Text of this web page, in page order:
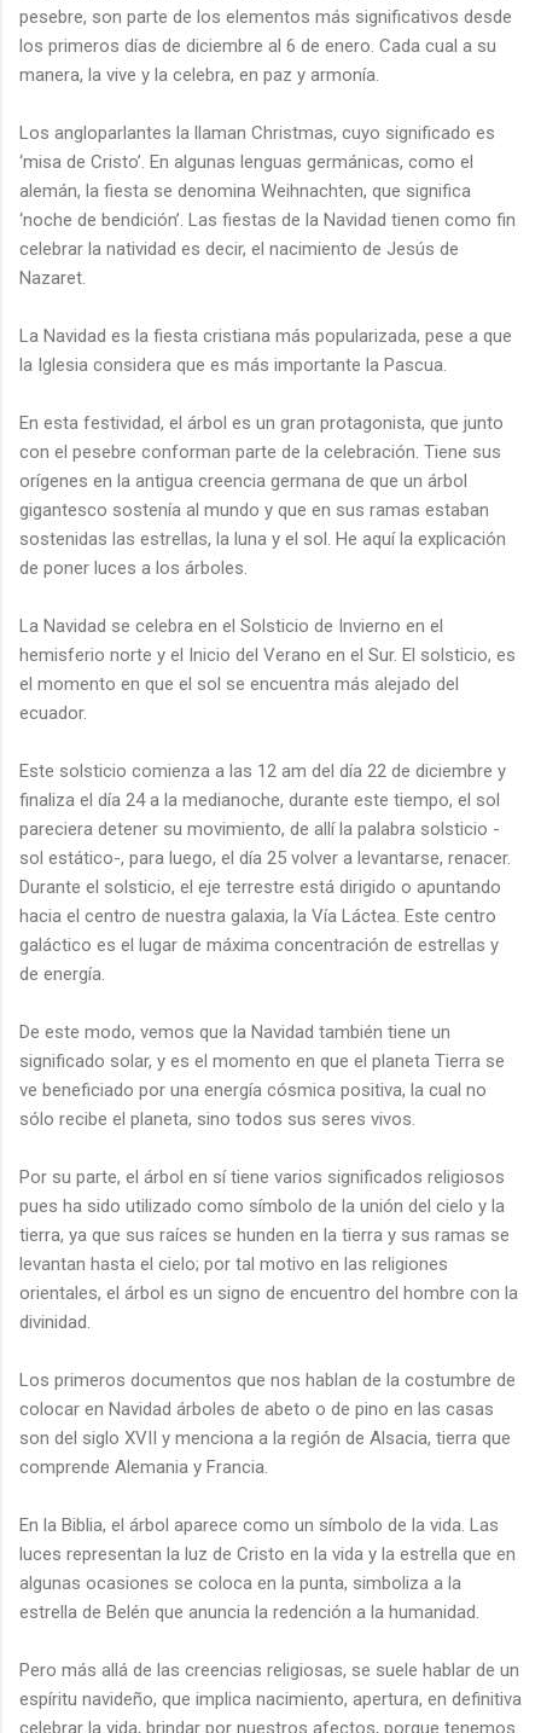
pesebre, son parte de los elementos más significativos desde
los primeros días de diciembre al 6 de enero. Cada cual a su
manera, la vive y la celebra, en paz y armonía.
Los angloparlantes la llaman Christmas, cuyo significado es
‘misa de Cristo’. En algunas lenguas germánicas, como el
alemán, la fiesta se denomina Weihnachten, que significa
‘noche de bendición’. Las fiestas de la Navidad tienen como fin
celebrar la natividad es decir, el nacimiento de Jesús de
Nazaret.
La Navidad es la fiesta cristiana más popularizada, pese a que
la Iglesia considera que es más importante la Pascua.
En esta festividad, el árbol es un gran protagonista, que junto
con el pesebre conforman parte de la celebración. Tiene sus
orígenes en la antigua creencia germana de que un árbol
gigantesco sostenía al mundo y que en sus ramas estaban
sostenidas las estrellas, la luna y el sol. He aquí la explicación
de poner luces a los árboles.
La Navidad se celebra en el Solsticio de Invierno en el
hemisferio norte y el Inicio del Verano en el Sur. El solsticio, es
el momento en que el sol se encuentra más alejado del
ecuador.
Este solsticio comienza a las 12 am del día 22 de diciembre y
finaliza el día 24 a la medianoche, durante este tiempo, el sol
pareciera detener su movimiento, de allí la palabra solsticio -
sol estático-, para luego, el día 25 volver a levantarse, renacer.
Durante el solsticio, el eje terrestre está dirigido o apuntando
hacia el centro de nuestra galaxia, la Vía Láctea. Este centro
galáctico es el lugar de máxima concentración de estrellas y
de energía.
De este modo, vemos que la Navidad también tiene un
significado solar, y es el momento en que el planeta Tierra se
ve beneficiado por una energía cósmica positiva, la cual no
sólo recibe el planeta, sino todos sus seres vivos.
Por su parte, el árbol en sí tiene varios significados religiosos
pues ha sido utilizado como símbolo de la unión del cielo y la
tierra, ya que sus raíces se hunden en la tierra y sus ramas se
levantan hasta el cielo; por tal motivo en las religiones
orientales, el árbol es un signo de encuentro del hombre con la
divinidad.
Los primeros documentos que nos hablan de la costumbre de
colocar en Navidad árboles de abeto o de pino en las casas
son del siglo XVII y menciona a la región de Alsacia, tierra que
comprende Alemania y Francia.
En la Biblia, el árbol aparece como un símbolo de la vida. Las
luces representan la luz de Cristo en la vida y la estrella que en
algunas ocasiones se coloca en la punta, simboliza a la
estrella de Belén que anuncia la redención a la humanidad.
Pero más allá de las creencias religiosas, se suele hablar de un
espíritu navideño, que implica nacimiento, apertura, en definitiva
celebrar la vida, brindar por nuestros afectos, porque tenemos